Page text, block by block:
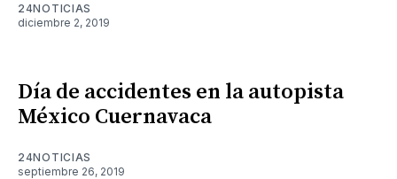
24NOTICIAS
diciembre 2, 2019
Día de accidentes en la autopista
México Cuernavaca
24NOTICIAS
septiembre 26, 2019